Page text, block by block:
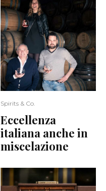
Spirits & Co.
Eccellenza
italiana anche in
miscelazione